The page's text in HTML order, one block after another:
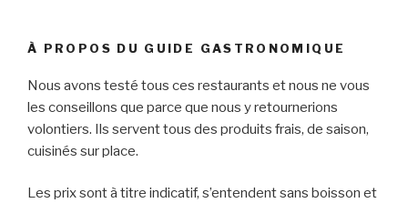
À PROPOS DU GUIDE GASTRONOMIQUE
Nous avons testé tous ces restaurants et nous ne vous
les conseillons que parce que nous y retournerions
volontiers. Ils servent tous des produits frais, de saison,
cuisinés sur place.
Les prix sont à titre indicatif, s’entendent sans boisson et